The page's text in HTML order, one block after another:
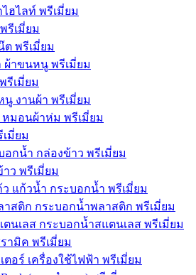
ฮไลท์ พรีเมี่ยม
รีเมี่ยม
ต พรีเมี่ยม
าขนหนู พรีเมี่ยม
รีเมี่ยม
นู งานผ้า พรีเมี่ยม
มอนผ้าห่ม พรีเมี่ยม
เมี่ยม
อกน้ำ กล่องข้าว พรีเมี่ยม
ว พรีเมี่ยม
ว แก้วน้ำ กระบอกน้ำ พรีเมี่ยม
าสติก กระบอกน้ำพลาสติก พรีเมี่ยม
ตนเลส กระบอกน้ำสแตนเลส พรีเมี่ยม
ามิค พรีเมี่ยม
อร์ เครื่องใช้ไฟฟ้า พรีเมี่ยม